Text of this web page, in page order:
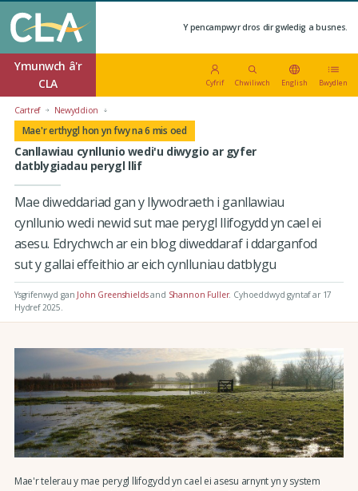
Y pencampwyr dros dir gwledig a busnes.
Ymunwch â'r
CLA
Cyfrif Chwiliwch English Bwydlen
Cartref Newyddion
Mae'r erthygl hon yn fwy na 6 mis oed
Canllawiau cynllunio wedi'u diwygio ar gyfer
datblygiadau perygl llif
Mae diweddariad gan y llywodraeth i ganllawiau
cynllunio wedi newid sut mae perygl llifogydd yn cael ei
asesu. Edrychwch ar ein blog diweddaraf i ddarganfod
sut y gallai effeithio ar eich cynlluniau datblygu
Ysgrifenwyd gan John Greenshieldsand Shannon Fuller. Cyhoeddwyd gyntaf ar 17
Hydref 2025.
Mae'r telerau y mae perygl llifogydd yn cael ei asesu arnynt yn y system